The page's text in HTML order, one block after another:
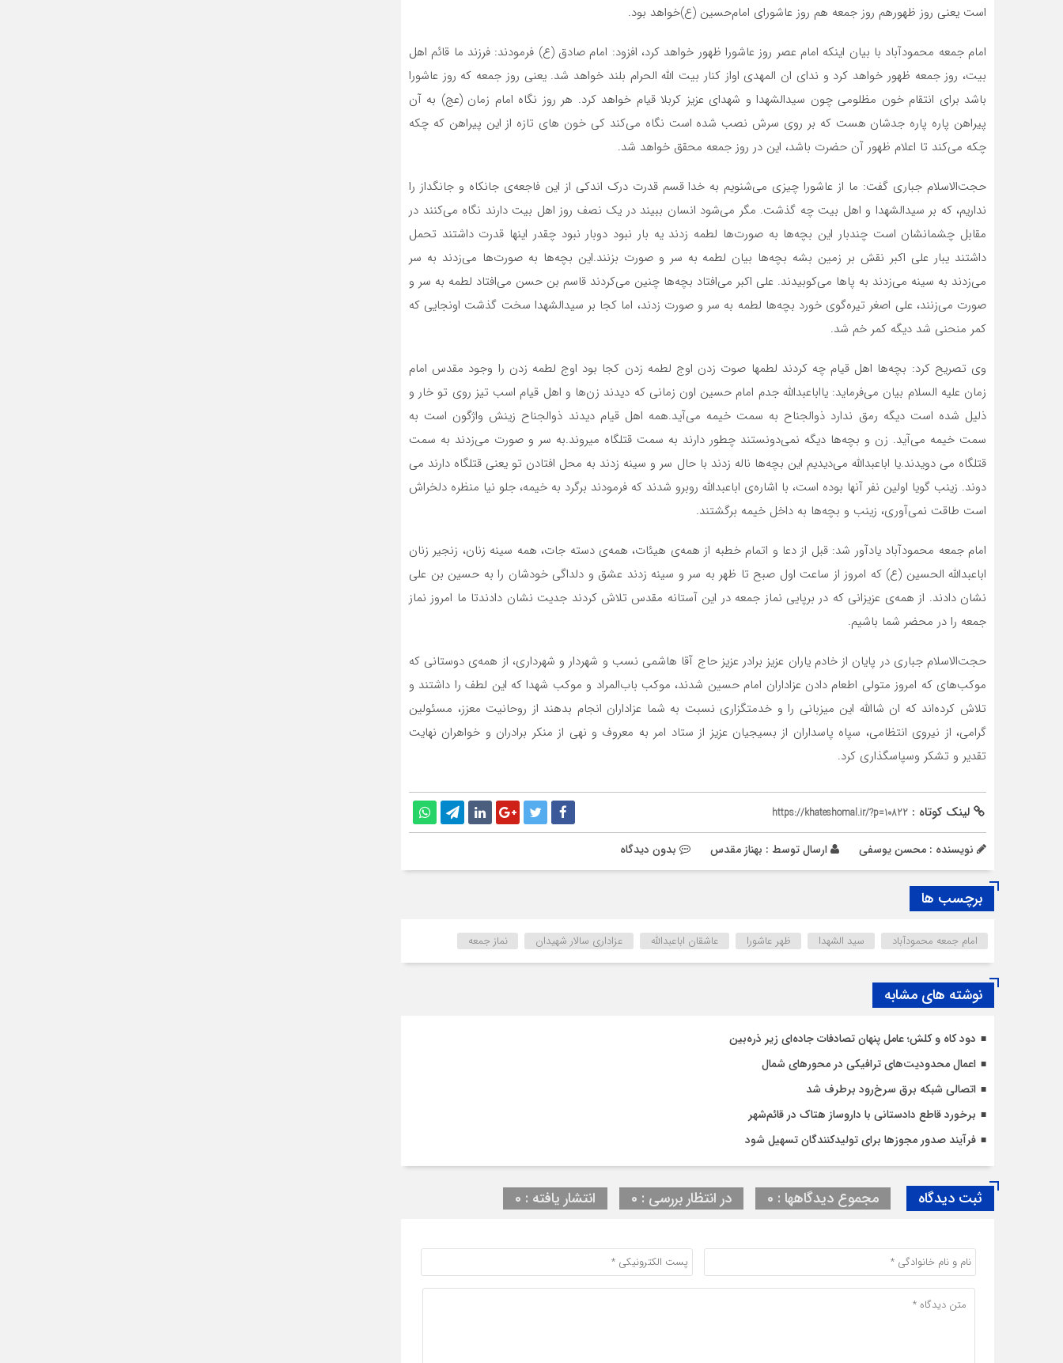
است یعنی روز ظهورهم روز جمعه هم روز عاشورای امام‌حسین (ع)خواهد بود.
امام جمعه محمودآباد با بیان اینکه امام عصر روز عاشورا ظهور خواهد کرد، افزود: امام صادق (ع) فرمودند: فرزند ما قائم اهل
بیت، روز جمعه ظهور خواهد کرد و ندای ان المهدی اواز کنار بیت الله الحرام بلند خواهد شد. یعنی روز جمعه که روز عاشورا
باشد برای انتقام خون مظلومی چون سیدالشهدا و شهدای عزیز کربلا قیام خواهد کرد. هر روز نگاه امام زمان (عج) به آن
پیراهن پاره پاره جدشان هست که بر روی سرش نصب شده است نگاه می‌کند کی خون های تازه از این پیراهن که چکه
چکه می‌کند تا اعلام ظهور آن حضرت باشد، این در روز جمعه محقق خواهد شد.
حجت‌الاسلام جباری گفت: ما از عاشورا چیزی می‌شنویم به خدا قسم قدرت درک اندکی از این فاجعه‌ی جانکاه و جانگداز را
نداریم، که بر سیدالشهدا و اهل بیت چه گذشت. مگر می‌شود انسان ببیند در یک نصف روز اهل بیت دارند نگاه می‌کنند در
مقابل چشمانشان است چندبار این بچه‌ها به صورت‌ها لطمه زدند یه بار نبود دوبار نبود چقدر اینها قدرت داشتند تحمل
داشتند یبار علی اکبر نقش بر زمین بشه بچه‌ها بیان لطمه به سر و صورت بزنند.این بچه‌ها به صورت‌ها می‌زدند به سر
می‌زدند به سینه می‌زدند به پاها می‌کوبیدند. علی اکبر می‌افتاد بچه‌ها چنین می‌کردند قاسم بن حسن می‌افتاد لطمه به سر و
صورت می‌زنند، علی اصغر تیره‌گوی خورد بچه‌ها لطمه به سر و صورت زدند، اما کجا بر سیدالشهدا سخت گذشت اونجایی که
کمر منحنی شد دیگه کمر خم شد.
وی تصریح کرد: بچه‌ها اهل قیام چه کردند لطمها صوت زدن اوج لطمه زدن کجا بود اوج لطمه زدن را وجود مقدس امام
زمان علیه السلام بیان می‌فرماید: یااباعبدالله جدم امام حسین اون زمانی که دیدند زن‌ها و اهل قیام اسب تیز روی تو خار و
ذلیل شده است دیگه رمق ندارد ذوالجناح به سمت خیمه می‌آید.همه اهل قیام دیدند ذوالجناح زینش واژگون است به
سمت خیمه می‌آید. زن و بچه‌ها دیگه نمی‌دونستند چطور دارند به سمت قتلگاه میروند.به سر و صورت می‌زدند به سمت
قتلگاه می دویدند.یا اباعبدالله می‌دیدیم این بچه‌ها ناله زدند با حال سر و سینه زدند به محل افتادن تو یعنی قتلگاه دارند می
دوند. زینب گویا اولین نفر آنها بوده است، با اشاره‌ی ابا‌عبدالله روبرو شدند که فرمودند برگرد به خیمه، جلو نیا منظره دلخراش
است طاقت نمی‌آوری، زینب و بچه‌ها به داخل خیمه برگشتند.
امام جمعه محمودآباد یادآور شد: قبل از دعا و اتمام خطبه از همه‌ی هیئات، همه‌ی دسته جات، همه سینه زنان، زنجیر زنان
اباعبدالله الحسین (ع) که امروز از ساعت اول صبح تا ظهر به سر و سینه زدند عشق و دلداگی خودشان را به حسین بن علی
نشان دادند. از همه‌ی عزیزانی که در برپایی نماز جمعه در این آستانه مقدس تلاش کردند جدیت نشان دادندتا ما امروز نماز
جمعه را در محضر شما باشیم.
حجت‌الاسلام جباری در پایان از خادم یاران عزیز برادر عزیز حاج آقا هاشمی نسب و شهردار و شهرداری، از همه‌ی دوستانی که
موکب‌های که امروز متولی اطعام دادن عزاداران امام حسین شدند، موکب باب‌المراد و موکب شهدا که این لطف را داشتند و
تلاش کرده‌اند که ان شاالله این میزبانی را و خدمتگزاری نسبت به شما عزاداران انجام بدهند از روحانیت معزز، مسئولین
گرامی، از نیروی انتظامی، سپاه پاسداران از بسیجیان عزیز از ستاد امر به معروف و نهی از منکر برادران و خواهران نهایت
تقدیر و تشکر وسپاسگذاری کرد.
لینک کوتاه : https://khateshomal.ir/?p=10822
نویسنده : محسن یوسفی ارسال توسط : بهناز مقدس بدون دیدگاه
برچسب ها
امام جمعه محمودآباد سید الشهدا ظهر عاشورا عاشقان اباعبدالله عزاداری سالار شهیدان نماز جمعه
نوشته های مشابه
دود کاه و کلش؛ عامل پنهان تصادفات جاده‌ای زیر ذره‌بین
اعمال محدودیت‌‌های ترافیکی در محورهای شمال
اتصالی شبکه برق سرخ‌رود برطرف شد
برخورد قاطع دادستانی با داروساز هتاک در قائم‌شهر
فرآیند صدور مجوزها برای تولیدکنندگان تسهیل شود
ثبت دیدگاه مجموع دیدگاهها : 0 در انتظار بررسی : 0 انتشار یافته : 0